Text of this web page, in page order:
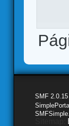
SMF 2.0.15